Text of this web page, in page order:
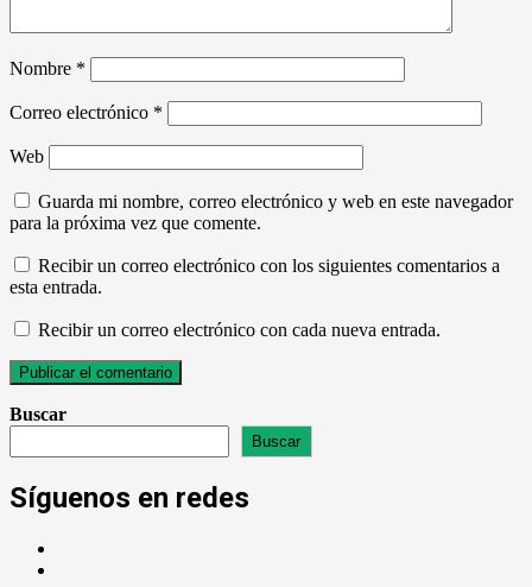
Nombre *
Correo electrónico *
Web
Guarda mi nombre, correo electrónico y web en este navegador
para la próxima vez que comente.
Recibir un correo electrónico con los siguientes comentarios a
esta entrada.
Recibir un correo electrónico con cada nueva entrada.
Buscar
Buscar
Síguenos en redes